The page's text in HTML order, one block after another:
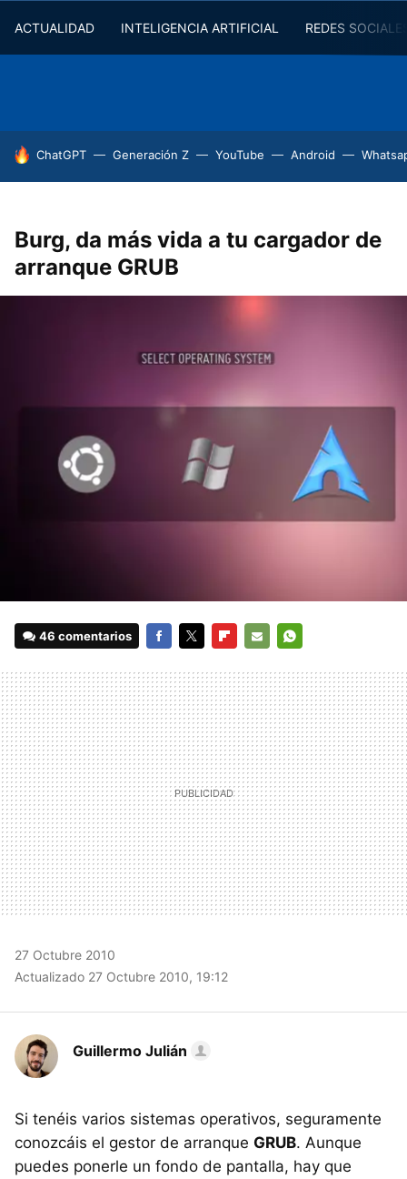
ACTUALIDAD INTELIGENCIA ARTIFICIAL REDES
HOY SE HABLA DE
ChatGPT Generación Z YouTube Android
Burg, da más vida a tu cargador de
arranque GRUB
46 comentarios
MAIL
27 Octubre 2010
Actualizado 27 Octubre 2010, 19:12
Guillermo Julián
Si tenéis varios sistemas operativos, seguramente
conozcáis el gestor de arranque GRUB. Aunque
puedes ponerle un fondo de pantalla, hay que